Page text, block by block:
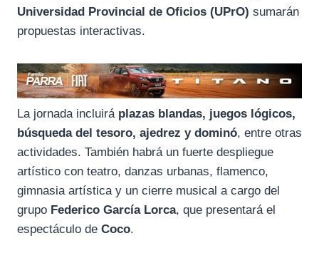
Universidad Provincial de Oficios (UPrO) sumarán
propuestas interactivas.
La jornada incluirá plazas blandas, juegos lógicos,
búsqueda del tesoro, ajedrez y dominó, entre otras
actividades. También habrá un fuerte despliegue
artístico con teatro, danzas urbanas, flamenco,
gimnasia artística y un cierre musical a cargo del
grupo Federico García Lorca, que presentará el
espectáculo de Coco.